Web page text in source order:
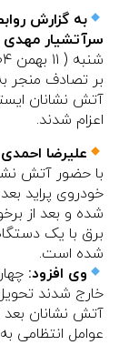
به گزارش
سرآتشیار مهدی
بر تصادف منجر
اعزام شدند.
علیرضا
با حضور آتش
خودروی پراید
شده و بعد از
برق با یک
شده است.
وی افزود:
خارج شدند
آتش نشانان
عوامل انتظامی